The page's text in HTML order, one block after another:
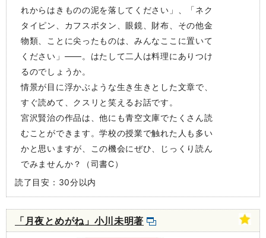
れからはきものの泥を落してください」、「ネク
タイピン、カフスボタン、眼鏡、財布、その他金
物類、ことに尖ったものは、みんなここに置いて
ください」――。はたして二人は料理にありつけ
るのでしょうか。
情景が目に浮かぶような生き生きとした文章で、
すぐ読めて、クスリと笑えるお話です。
宮沢賢治の作品は、他にも青空文庫でたくさん読
むことができます。学校の授業で触れた人も多い
かと思いますが、この機会にぜひ、じっくり読ん
でみませんか？（司書C）
読了目安：30分以内
「月夜とめがね」小川未明著